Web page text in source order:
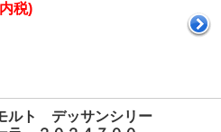
税)
ルト デッサンシリー